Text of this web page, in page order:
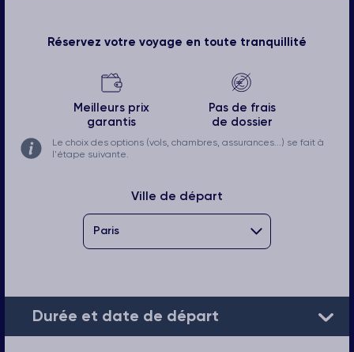
Réservez votre voyage en toute tranquillité
Meilleurs prix
garantis
Pas de frais
de dossier
Le choix des options (vols, chambres, assurances...) se fait à
l'étape suivante.
Ville de départ
Durée et date de départ